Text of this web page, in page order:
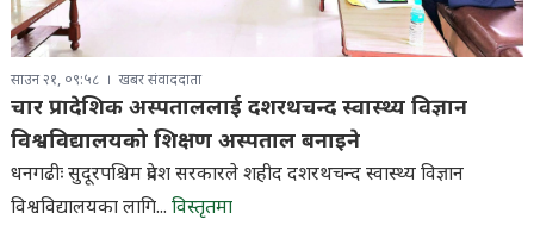
साउन २१, ०९:५८ खबर संवाददाता
चार प्रादेशिक अस्पताललाई दशरथचन्द स्वास्थ्य विज्ञान
विश्वविद्यालयको शिक्षण अस्पताल बनाइने
धनगढीः सुदूरपश्चिम प्रदेश सरकारले शहीद दशरथचन्द स्वास्थ्य विज्ञान
विश्वविद्यालयका लागि... विस्तृतमा